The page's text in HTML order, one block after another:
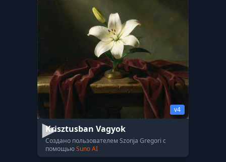
v4
Krisztusban Vagyok
Создано пользователем Szonja Gregori с
помощьюSuno AI